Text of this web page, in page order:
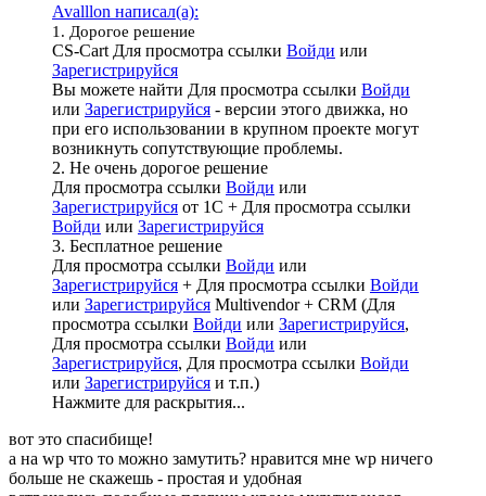
Avalllon написал(а):
1. Дорогое решение
CS-Cart Для просмотра ссылки Войди или
Зарегистрируйся
Вы можете найти Для просмотра ссылки Войди
или Зарегистрируйся - версии этого движка, но
при его использовании в крупном проекте могут
возникнуть сопутствующие проблемы.
2. Не очень дорогое решение
Для просмотра ссылки Войди или
Зарегистрируйся от 1С + Для просмотра ссылки
Войди или Зарегистрируйся
3. Бесплатное решение
Для просмотра ссылки Войди или
Зарегистрируйся + Для просмотра ссылки Войди
или Зарегистрируйся Multivendor + CRM (Для
просмотра ссылки Войди или Зарегистрируйся,
Для просмотра ссылки Войди или
Зарегистрируйся, Для просмотра ссылки Войди
или Зарегистрируйся и т.п.)
Нажмите для раскрытия...
вот это спасибище!
а на wp что то можно замутить? нравится мне wp ничего
больше не скажешь - простая и удобная